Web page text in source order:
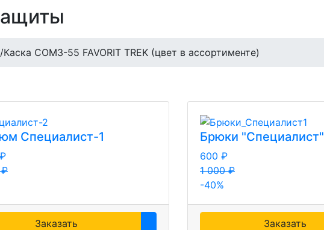
/Каска СОМЗ-55 FAVORIT TREK (цвет в ассортименте)
Специалист-1
Заказать
Брюки "Специалист"
600 ₽
1 000 ₽
-40%
Заказать